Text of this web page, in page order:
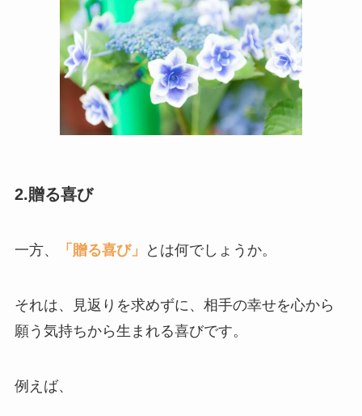
2.贈る喜び
一方、 「贈る喜び」 とは何でしょうか。
それは、見返りを求めずに、相手の幸せを心から
願う気持ちから生まれる喜びです。
例えば、